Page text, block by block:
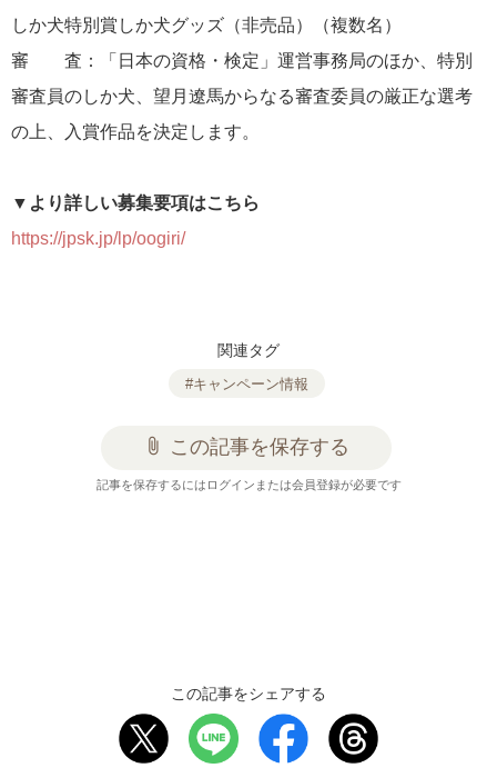
しか犬特別賞しか犬グッズ（非売品）（複数名）
審 査：「日本の資格・検定」運営事務局のほか、特別
審査員のしか犬、望月遼馬からなる審査委員の厳正な選考
の上、入賞作品を決定します。
▼より詳しい募集要項はこちら
https://jpsk.jp/lp/oogiri/
関連タグ
#キャンペーン情報
attach_file この記事を保存する
記事を保存するにはログインまたは会員登録が必要です
この記事をシェアする